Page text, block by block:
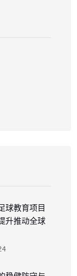
球教育项目
升推动全球